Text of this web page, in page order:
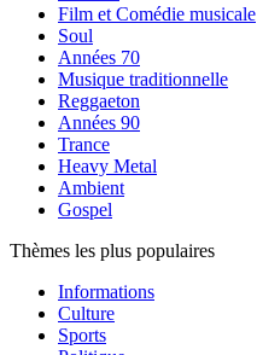
Film et Comédie musicale
Soul
Années 70
Musique traditionnelle
Reggaeton
Années 90
Trance
Heavy Metal
Ambient
Gospel
Thèmes les plus populaires
Informations
Culture
Sports